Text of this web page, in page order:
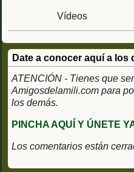
Vídeos
Date a conocer aquí a los
ATENCIÓN - Tienes que
Amigosdelamili.com para
los demás.
PINCHA AQUÍ Y ÚNETE
Los comentarios están